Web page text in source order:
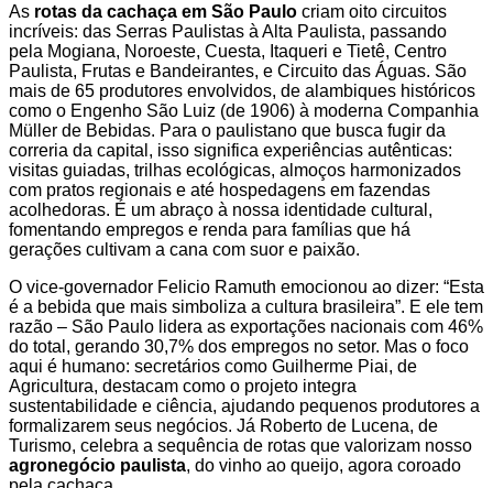
As rotas da cachaça em São Paulo criam oito circuitos
incríveis: das Serras Paulistas à Alta Paulista, passando
pela Mogiana, Noroeste, Cuesta, Itaqueri e Tietê, Centro
Paulista, Frutas e Bandeirantes, e Circuito das Águas. São
mais de 65 produtores envolvidos, de alambiques históricos
como o Engenho São Luiz (de 1906) à moderna Companhia
Müller de Bebidas. Para o paulistano que busca fugir da
correria da capital, isso significa experiências autênticas:
visitas guiadas, trilhas ecológicas, almoços harmonizados
com pratos regionais e até hospedagens em fazendas
acolhedoras. É um abraço à nossa identidade cultural,
fomentando empregos e renda para famílias que há
gerações cultivam a cana com suor e paixão.
O vice-governador Felicio Ramuth emocionou ao dizer: “Esta
é a bebida que mais simboliza a cultura brasileira”. E ele tem
razão – São Paulo lidera as exportações nacionais com 46%
do total, gerando 30,7% dos empregos no setor. Mas o foco
aqui é humano: secretários como Guilherme Piai, de
Agricultura, destacam como o projeto integra
sustentabilidade e ciência, ajudando pequenos produtores a
formalizarem seus negócios. Já Roberto de Lucena, de
Turismo, celebra a sequência de rotas que valorizam nosso
agronegócio paulista, do vinho ao queijo, agora coroado